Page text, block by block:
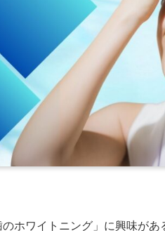
ホワイトニング」に興味があ